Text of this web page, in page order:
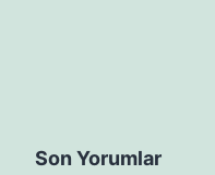
Son Yorumlar